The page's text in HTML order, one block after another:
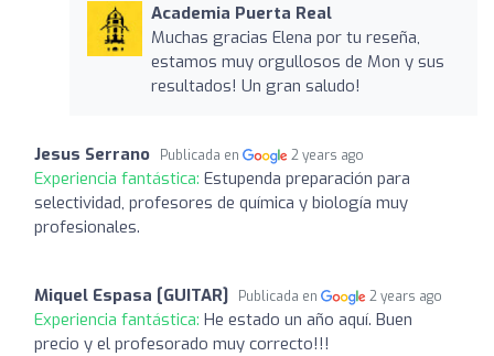
Academia Puerta Real
Muchas gracias Elena por tu reseña,
estamos muy orgullosos de Mon y sus
resultados! Un gran saludo!
Jesus Serrano Publicada en 2 years ago
Experiencia fantástica: Estupenda preparación para
selectividad, profesores de química y biología muy
profesionales.
Miquel Espasa [GUITAR] Publicada en 2 years ago
Experiencia fantástica: He estado un año aquí. Buen
precio y el profesorado muy correcto!!!